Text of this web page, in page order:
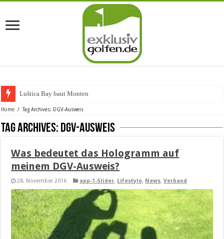
Luštica Bay baut Montenegros
Home / Tag Archives: DGV-Ausweis
Tag Archives: DGV-Ausweis
Was bedeutet das Hologramm auf
meinem DGV-Ausweis?
28. November 2016 app-1-Slider, Lifestyle, News,Verband